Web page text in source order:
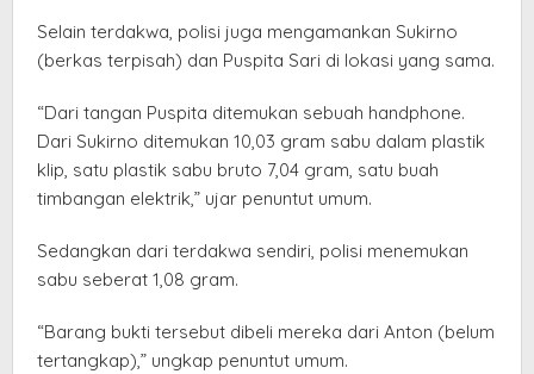
Selain terdakwa, polisi juga mengamankan Sukirno
(berkas terpisah) dan Puspita Sari di lokasi yang sama.
“Dari tangan Puspita ditemukan sebuah handphone.
Dari Sukirno ditemukan 10,03 gram sabu dalam plastik
klip, satu plastik sabu bruto 7,04 gram, satu buah
timbangan elektrik,” ujar penuntut umum.
Sedangkan dari terdakwa sendiri, polisi menemukan
sabu seberat 1,08 gram.
“Barang bukti tersebut dibeli mereka dari Anton (belum
tertangkap),” ungkap penuntut umum.